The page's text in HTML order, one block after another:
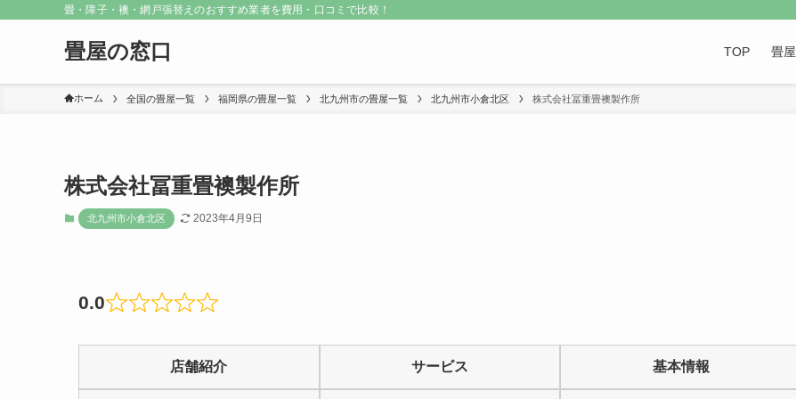
畳・障子・襖・網戸張替えのおすすめ業者を費用・口コミで比較！
畳屋の窓口 TOP 畳
ホーム 全国の畳屋一覧 福岡県の畳屋一覧 北九州市の畳屋一覧 北九州市小倉北区 株式会社冨重畳襖製作所
株式会社冨重畳襖製作所
北九州市小倉北区 2023年4月9日
0.0
Rated
0
out
店舗紹介 サービス 基本情報